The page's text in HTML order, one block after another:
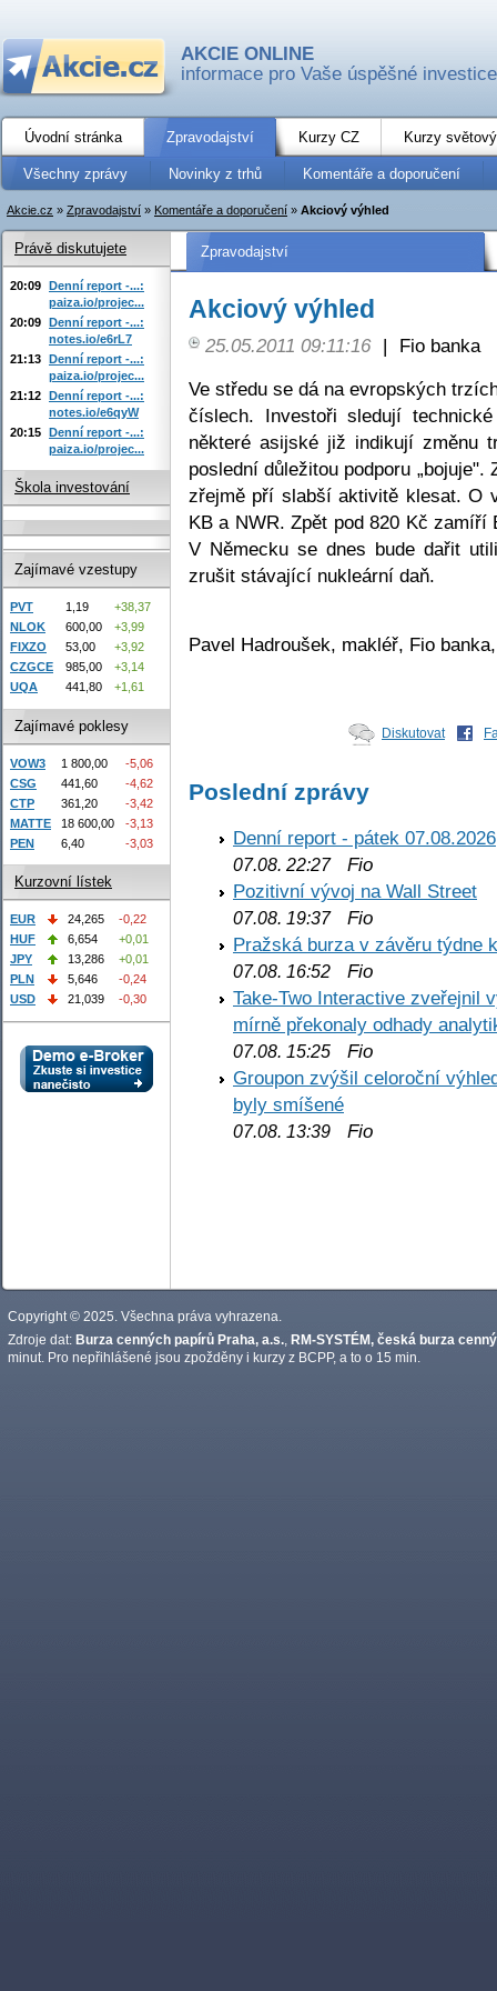
AKCIE ONLINE
informace pro Vaše úspěšné investice
Úvodní stránka Zpravodajství Kurzy CZ Kurzy
Všechny zprávy Novinky z trhů Komentáře a doporučení
Akcie.cz » Zpravodajství » Komentáře a doporučení » Akciový výhled
Zpravodajství
Akciový výhled
25.05.2011 09:11:16 |
Fio banka
Ve středu se dá na evropských
číslech. Investoři sledují
některé asijské již indikují změnu
poslední důležitou podporu
zřejmě pří slabší aktivitě klesat. O
KB a NWR. Zpět pod 820 Kč
V Německu se dnes bude dařit
zrušit stávající nukleární daň.
Pavel Hadroušek, makléř, Fio
Diskutovat
Poslední zprávy
Denní report - pátek 07.08.2026
07.08. 22:27Fio
Pozitivní vývoj na Wall Street
07.08. 19:37Fio
Pražská burza v závěru týdne
07.08. 16:52 Fio
Take-Two Interactive zveřejnil
mírně překonaly odhady
07.08. 15:25 Fio
Groupon zvýšil celoroční
byly smíšené
07.08. 13:39 Fio
Právě diskutujete
20:09 Denní report -...:
paiza.io/projec...
20:09 Denní report -...:
notes.io/e6rL7
21:13 Denní report -...:
paiza.io/projec...
21:12 Denní report -...:
notes.io/e6qyW
20:15 Denní report -...:
paiza.io/projec...
Škola investování
Zajímavé vzestupy
PVT 1,19
+38,37
NLOK
600,00
+3,99
FIXZO
53,00
+3,92
CZGCE
985,00
+3,14
UQA
441,80 +1,61
Zajímavé poklesy
VOW3 1 800,00
-5,06
CSG
441,60
-4,62
CTP
361,20
-3,42
MATTE
18 600,00
-3,13
PEN
6,40 -3,03
Kurzovní lístek
EUR 24,265
-0,22
HUF
6,654
+0,01
JPY
13,286
+0,01
PLN
5,646
-0,24
USD
21,039 -0,30
Copyright © 2025. Všechna práva vyhrazena.
Zdroje dat: Burza cenných papírů Praha, a.s. RM-SYSTÉM, česká burza
minut. Pro nepřihlášené jsou zpožděny i kurzy z BCPP, a to o 15 min.